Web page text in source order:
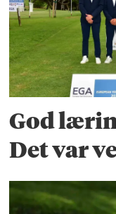
God
Det var